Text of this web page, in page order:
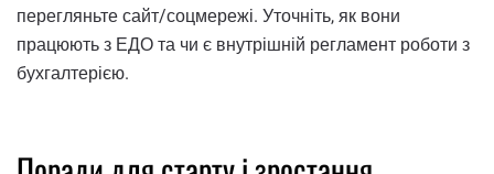
перегляньте сайт/соцмережі. Уточніть, як вони
працюють з ЕДО та чи є внутрішній регламент роботи з
бухгалтерією.